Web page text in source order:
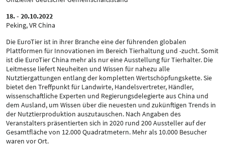
18. - 20.10.2022
Peking, VR China
Die EuroTier ist in ihrer Branche eine der führenden globalen
Plattformen für Innovationen im Bereich Tierhaltung und -zucht. Somit
ist die EuroTier China mehr als nur eine Ausstellung für Tierhalter. Die
Leitmesse liefert Neuheiten und Wissen für nahezu alle
Nutztiergattungen entlang der kompletten Wertschöpfungskette. Sie
bietet den Treffpunkt für Landwirte, Handelsvertreter, Händler,
wissenschaftliche Experten und Regierungsdelegierte aus China und
dem Ausland, um Wissen über die neuesten und zukünftigen Trends in
der Nutztierproduktion auszutauschen. Nach Angaben des
Veranstalters präsentierten sich in 2020 rund 200 Aussteller auf der
Gesamtfläche von 12.000 Quadratmetern. Mehr als 10.000 Besucher
waren vor Ort.